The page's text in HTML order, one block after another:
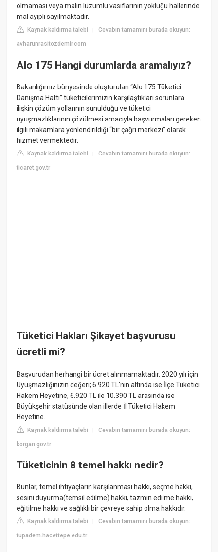
olmaması veya malın lüzumlu vasıflarının yokluğu hallerinde
mal ayıplı sayılmaktadır.
Kaynak kaldırma talebi |Cevabın tamamını burada okuyun:
avharunrasitozdemir.com
Alo 175 Hangi durumlarda aramalıyız?
Bakanlığımız bünyesinde oluşturulan “Alo 175 Tüketici
Danışma Hattı” tüketicilerimizin karşılaştıkları sorunlara
ilişkin çözüm yollarının sunulduğu ve tüketici
uyuşmazlıklarının çözülmesi amacıyla başvurmaları gereken
ilgili makamlara yönlendirildiği “bir çağrı merkezi” olarak
hizmet vermektedir.
Kaynak kaldırma talebi |Cevabın tamamını burada okuyun:
ticaret.gov.tr
Tüketici Hakları Şikayet başvurusu
ücretli mi?
Başvurudan herhangi bir ücret alınmamaktadır. 2020 yılı için
Uyuşmazlığınızın değeri; 6.920 TL'nin altında ise İlçe Tüketici
Hakem Heyetine, 6.920 TL ile 10.390 TL arasında ise
Büyükşehir statüsünde olan illerde İl Tüketici Hakem
Heyetine.
Kaynak kaldırma talebi |Cevabın tamamını burada okuyun:
korgan.gov.tr
Tüketicinin 8 temel hakkı nedir?
Bunlar; temel ihtiyaçların karşılanması hakkı, seçme hakkı,
sesini duyurma(temsil edilme) hakkı, tazmin edilme hakkı,
eğitilme hakkı ve sağlıklı bir çevreye sahip olma hakkıdır.
Kaynak kaldırma talebi |Cevabın tamamını burada okuyun:
tupadem.hacettepe.edu.tr